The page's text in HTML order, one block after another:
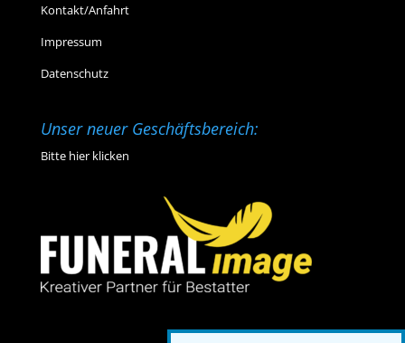
Kontakt/Anfahrt
Impressum
Datenschutz
Unser neuer Geschäftsbereich:
Bitte hier klicken